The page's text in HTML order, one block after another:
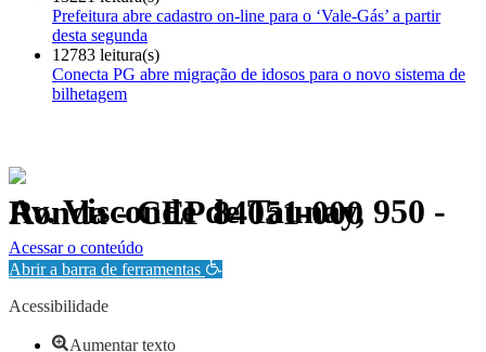
Prefeitura abre cadastro on-line para o ‘Vale-Gás’ a partir
desta segunda
12783 leitura(s)
Conecta PG abre migração de idosos para o novo sistema de
bilhetagem
Av. Visconde de Taunay, 950 - Ronda - CEP 84051-000
Política de Privacidade.
Acessar o conteúdo
Abrir a barra de ferramentas
Acessibilidade
Aumentar texto